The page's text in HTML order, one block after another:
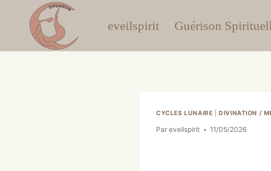
eveilspirit Guérison
CYCLES LUNAIRE |DIVINATION /
Pareveilspirit 11/05/2026